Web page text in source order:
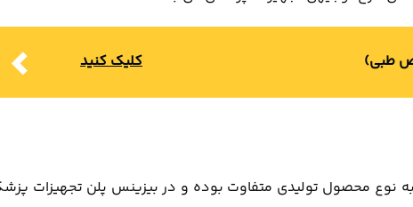
کلیک کنید طبی)
نوع محصول تولیدی متفاوت بوده و در بیزینس پلن تجهیزات